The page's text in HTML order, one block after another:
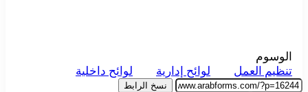
الوسوم
تنظيم العمل
لوائح إدارية لوائح داخلية
نسخ الرابط